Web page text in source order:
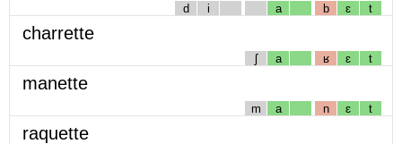
d i a b ɛ t
charrette
ʃ a ʁ ɛ t
manette
m a n ɛ t
raquette